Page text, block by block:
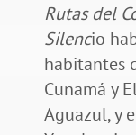
Rutas del
Silencio
habitantes
Cunamá y
Aguazul, y